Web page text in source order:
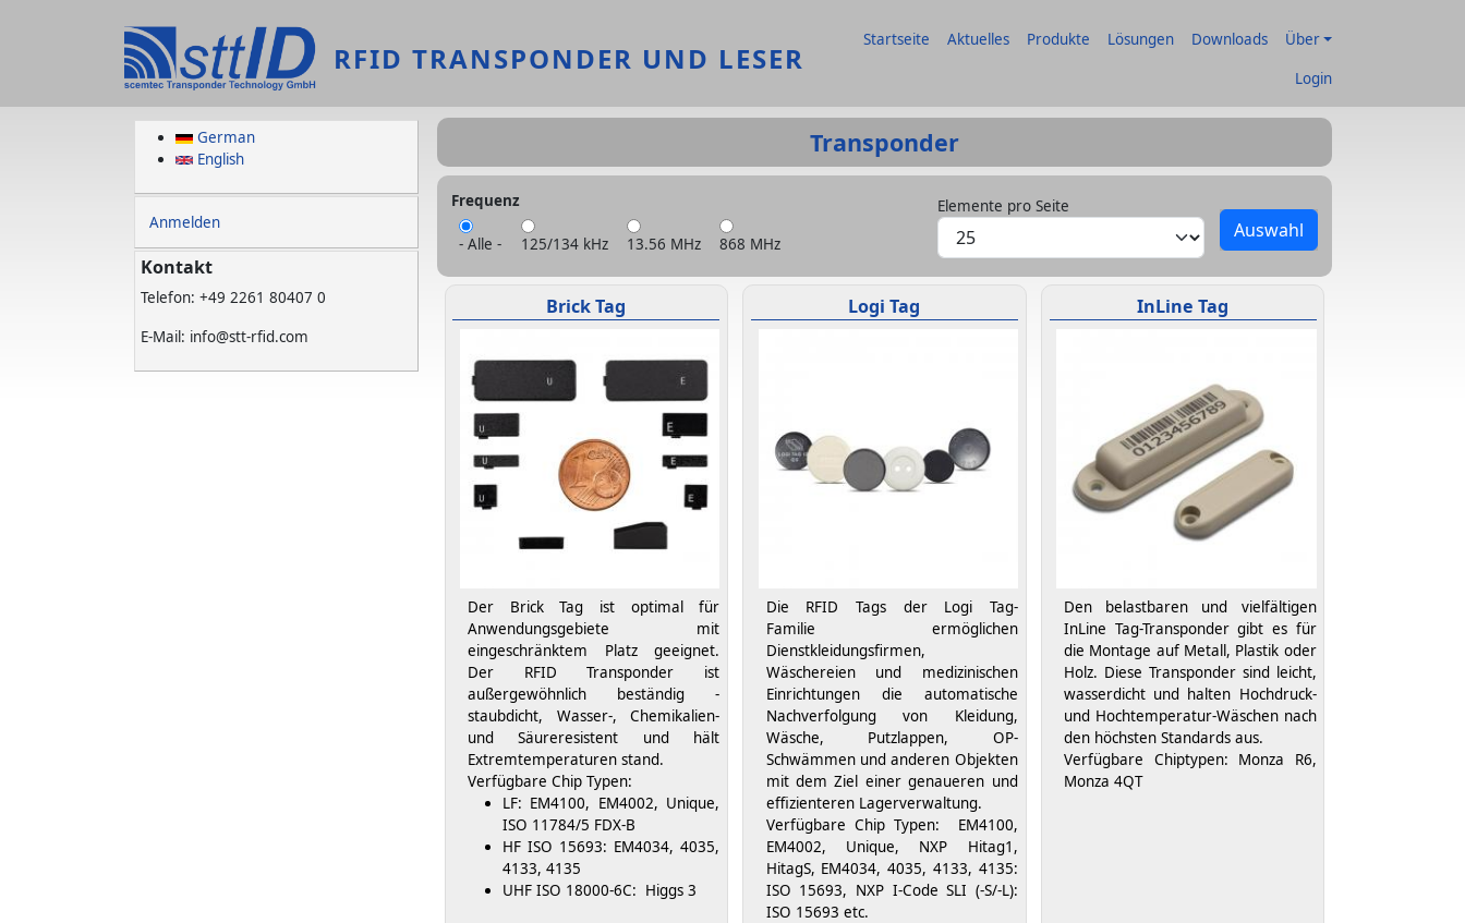
RFID TRANSPONDER UND LESER
Hauptmenu DE
Startseite Aktuelles Produkte Lösungen Downloads
Über
Login
German
English
User account menu
Anmelden
Kontakt
Telefon: +49 2261 80407 0
E-Mail: info@stt-rfid.com
Transponder
Frequenz
- Alle - 125/134 kHz 13.56 MHz 868 MHz
Elemente pro Seite
Brick Tag
Der Brick Tag ist optimal für
Anwendungsgebiete mit
eingeschränktem Platz geeignet.
Der RFID Transponder ist
außergewöhnlich beständig -
staubdicht, Wasser-, Chemikalien-
und Säureresistent und hält
Extremtemperaturen stand.
Verfügbare Chip Typen:
LF: EM4100, EM4002, Unique,
ISO 11784/5 FDX-B
HF ISO 15693: EM4034, 4035,
4133, 4135
UHF ISO 18000-6C: Higgs 3
Logi Tag
Die RFID Tags der Logi Tag-
Familie ermöglichen
Dienstkleidungsfirmen,
Wäschereien und medizinischen
Einrichtungen die automatische
Nachverfolgung von Kleidung,
Wäsche, Putzlappen, OP-
Schwämmen und anderen Objekten
mit dem Ziel einer genaueren und
effizienteren Lagerverwaltung.
Verfügbare Chip Typen: EM4100,
EM4002, Unique, NXP Hitag1,
HitagS, EM4034, 4035, 4133, 4135:
ISO 15693, NXP I-Code SLI (-S/-L):
ISO 15693 etc.
InLine Tag
Den belastbaren und vielfältigen
InLine Tag-Transponder gibt es für
die Montage auf Metall, Plastik oder
Holz. Diese Transponder sind leicht,
wasserdicht und halten Hochdruck-
und Hochtemperatur-Wäschen nach
den höchsten Standards aus.
Verfügbare Chiptypen: Monza R6,
Monza 4QT